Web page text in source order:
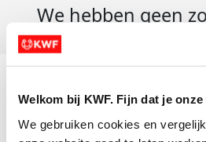
Welkom bij KWF. Fijn dat je
We gebruiken cookies en
We hebben geen
Actiematerialen
Evenementen